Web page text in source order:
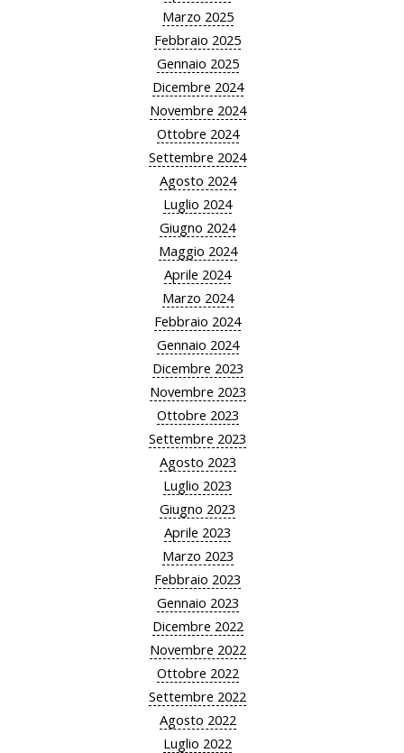
Marzo 2025
Febbraio 2025
Gennaio 2025
Dicembre 2024
Novembre 2024
Ottobre 2024
Settembre 2024
Agosto 2024
Luglio 2024
Giugno 2024
Maggio 2024
Aprile 2024
Marzo 2024
Febbraio 2024
Gennaio 2024
Dicembre 2023
Novembre 2023
Ottobre 2023
Settembre 2023
Agosto 2023
Luglio 2023
Giugno 2023
Aprile 2023
Marzo 2023
Febbraio 2023
Gennaio 2023
Dicembre 2022
Novembre 2022
Ottobre 2022
Settembre 2022
Agosto 2022
Luglio 2022